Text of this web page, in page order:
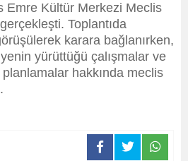
Emre Kültür Merkezi Meclis
Toplantıda
karara bağlanırken,
yürüttüğü çalışmalar ve
hakkında meclis